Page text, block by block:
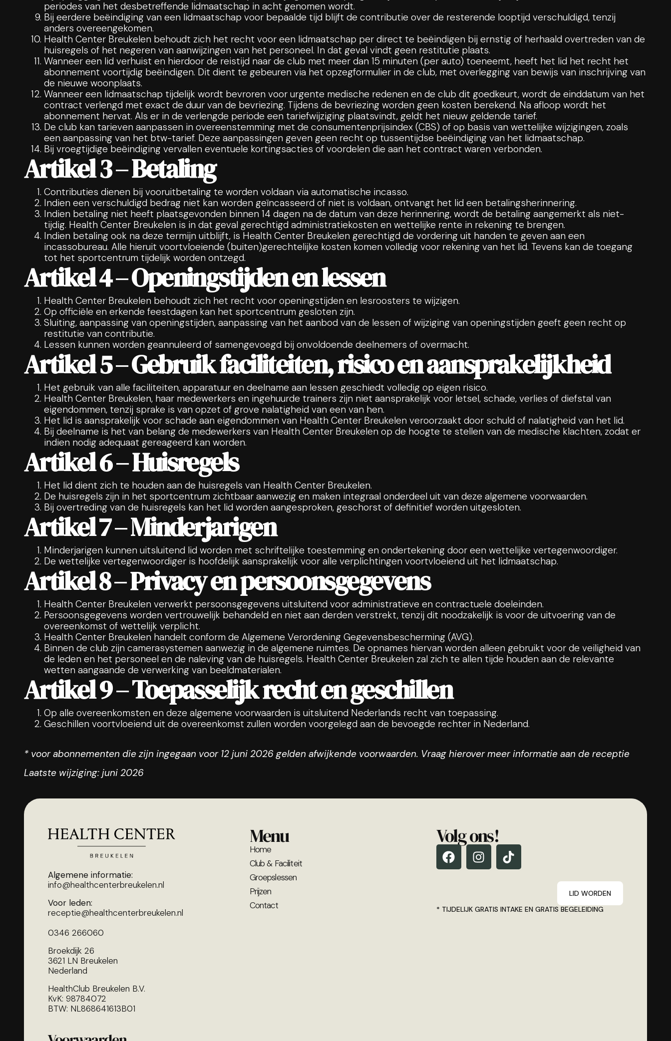
periodes van het desbetreffende lidmaatschap in acht genomen wordt.
Bij eerdere beëindiging van een lidmaatschap voor bepaalde tijd blijft de contributie over de resterende looptijd verschuldigd, tenzij
anders overeengekomen.
Health Center Breukelen behoudt zich het recht voor een lidmaatschap per direct te beëindigen bij ernstig of herhaald overtreden van de
huisregels of het negeren van aanwijzingen van het personeel. In dat geval vindt geen restitutie plaats.
Wanneer een lid verhuist en hierdoor de reistijd naar de club met meer dan 15 minuten (per auto) toeneemt, heeft het lid het recht het
abonnement voortijdig beëindigen. Dit dient te gebeuren via het opzegformulier in de club, met overlegging van bewijs van inschrijving van
de nieuwe woonplaats.
Wanneer een lidmaatschap tijdelijk wordt bevroren voor urgente medische redenen en de club dit goedkeurt, wordt de einddatum van het
contract verlengd met exact de duur van de bevriezing. Tijdens de bevriezing worden geen kosten berekend. Na afloop wordt het
abonnement hervat. Als er in de verlengde periode een tariefwijziging plaatsvindt, geldt het nieuw geldende tarief.
De club kan tarieven aanpassen in overeenstemming met de consumentenprijsindex (CBS) of op basis van wettelijke wijzigingen, zoals
een aanpassing van het btw-tarief. Deze aanpassingen geven geen recht op tussentijdse beëindiging van het lidmaatschap.
Bij vroegtijdige beëindiging vervallen eventuele kortingsacties of voordelen die aan het contract waren verbonden.
Artikel 3 – Betaling
Contributies dienen bij vooruitbetaling te worden voldaan via automatische incasso.
Indien een verschuldigd bedrag niet kan worden geïncasseerd of niet is voldaan, ontvangt het lid een betalingsherinnering.
Indien betaling niet heeft plaatsgevonden binnen 14 dagen na de datum van deze herinnering, wordt de betaling aangemerkt als niet-
tijdig. Health Center Breukelen is in dat geval gerechtigd administratiekosten en wettelijke rente in rekening te brengen.
Indien betaling ook na deze termijn uitblijft, is Health Center Breukelen gerechtigd de vordering uit handen te geven aan een
incassobureau. Alle hieruit voortvloeiende (buiten)gerechtelijke kosten komen volledig voor rekening van het lid. Tevens kan de toegang
tot het sportcentrum tijdelijk worden ontzegd.
Artikel 4 – Openingstijden en lessen
Health Center Breukelen behoudt zich het recht voor openingstijden en lesroosters te wijzigen.
Op officiële en erkende feestdagen kan het sportcentrum gesloten zijn.
Sluiting, aanpassing van openingstijden, aanpassing van het aanbod van de lessen of wijziging van openingstijden geeft geen recht op
restitutie van contributie.
Lessen kunnen worden geannuleerd of samengevoegd bij onvoldoende deelnemers of overmacht.
Artikel 5 – Gebruik faciliteiten, risico en aansprakelijkheid
Het gebruik van alle faciliteiten, apparatuur en deelname aan lessen geschiedt volledig op eigen risico.
Health Center Breukelen, haar medewerkers en ingehuurde trainers zijn niet aansprakelijk voor letsel, schade, verlies of diefstal van
eigendommen, tenzij sprake is van opzet of grove nalatigheid van een van hen.
Het lid is aansprakelijk voor schade aan eigendommen van Health Center Breukelen veroorzaakt door schuld of nalatigheid van het lid.
Bij deelname is het van belang de medewerkers van Health Center Breukelen op de hoogte te stellen van de medische klachten, zodat er
indien nodig adequaat gereageerd kan worden.
Artikel 6 – Huisregels
Het lid dient zich te houden aan de huisregels van Health Center Breukelen.
De huisregels zijn in het sportcentrum zichtbaar aanwezig en maken integraal onderdeel uit van deze algemene voorwaarden.
Bij overtreding van de huisregels kan het lid worden aangesproken, geschorst of definitief worden uitgesloten.
Artikel 7 – Minderjarigen
Minderjarigen kunnen uitsluitend lid worden met schriftelijke toestemming en ondertekening door een wettelijke vertegenwoordiger.
De wettelijke vertegenwoordiger is hoofdelijk aansprakelijk voor alle verplichtingen voortvloeiend uit het lidmaatschap.
Artikel 8 – Privacy en persoonsgegevens
Health Center Breukelen verwerkt persoonsgegevens uitsluitend voor administratieve en contractuele doeleinden.
Persoonsgegevens worden vertrouwelijk behandeld en niet aan derden verstrekt, tenzij dit noodzakelijk is voor de uitvoering van de
overeenkomst of wettelijk verplicht.
Health Center Breukelen handelt conform de Algemene Verordening Gegevensbescherming (AVG).
Binnen de club zijn camerasystemen aanwezig in de algemene ruimtes. De opnames hiervan worden alleen gebruikt voor de veiligheid van
de leden en het personeel en de naleving van de huisregels. Health Center Breukelen zal zich te allen tijde houden aan de relevante
wetten aangaande de verwerking van beeldmaterialen.
Artikel 9 – Toepasselijk recht en geschillen
Op alle overeenkomsten en deze algemene voorwaarden is uitsluitend Nederlands recht van toepassing.
Geschillen voortvloeiend uit de overeenkomst zullen worden voorgelegd aan de bevoegde rechter in Nederland.
* voor abonnementen die zijn ingegaan voor 12 juni 2026 gelden afwijkende voorwaarden. Vraag hierover meer informatie aan de receptie
Laatste wijziging: juni 2026
Algemene informatie:
info@healthcenterbreukelen.nl
Voor leden:
receptie@healthcenterbreukelen.nl
0346 266060
Broekdijk 26
3621 LN Breukelen
Nederland
HealthClub Breukelen B.V.
KvK: 98784072
BTW: NL868641613B01
Menu
Home
Club & Faciliteit
Groepslessen
Prijzen
Contact
Volg ons!
LID WORDEN
* TIJDELIJK GRATIS INTAKE EN GRATIS BEGELEIDING